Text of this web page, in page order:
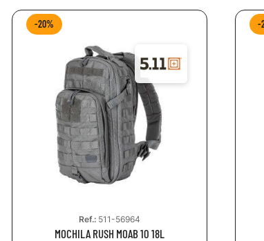
-20%
Ref.:511-56964
MOCHILA RUSH MOAB 10 18L
-